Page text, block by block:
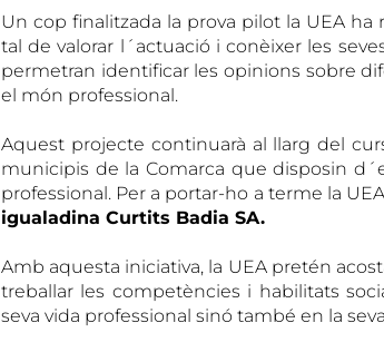
Un cop finalitzada la prova pilot la UEA
tal de valorar l´actuació i conèixer les
permetran identificar les opinions sobre
el món professional.
Aquest projecte continuarà al llarg del
municipis de la Comarca que disposin
professional. Per a portar-ho a terme la
igualadina Curtits Badia SA.
Amb aquesta iniciativa, la UEA pretén
treballar les competències i habilitats
seva vida professional sinó també en la